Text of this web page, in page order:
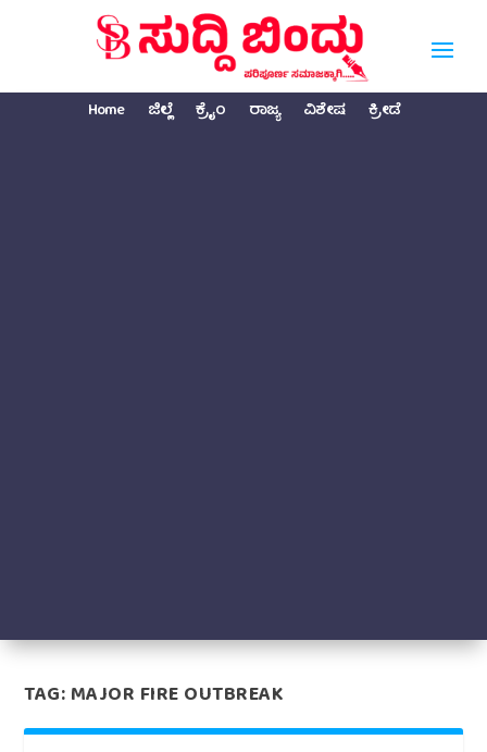
Home ಜಿಲ್ಲೆ ಕ್ರೈಂ ರಾಜ್ಯ ವಿಶೇಷ ಕ್ರೀಡೆ
TAG:MAJOR FIRE OUTBREAK